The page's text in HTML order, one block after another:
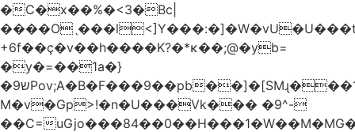
�C�x��%�<3�Bc|
+6f��ç�v��h����K?�*κ��;@�yb=
�y�=��1a�}
�ש9Pov;A�B�F���9��pb��]�[SMɻ���1v-
M�v�Gp>!�n�U���Vk��� �9^-
��C=